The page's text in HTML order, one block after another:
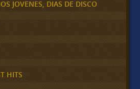
JOVENES, DIAS DE DISCO
HITS